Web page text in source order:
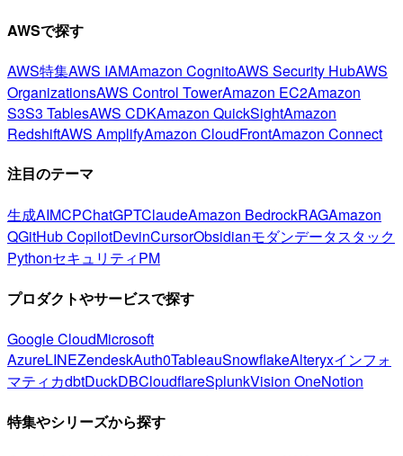
AWSで探す
AWS特集AWS IAMAmazon CognitoAWS Security HubAWS
OrganizationsAWS Control TowerAmazon EC2Amazon
S3S3 TablesAWS CDKAmazon QuickSightAmazon
RedshiftAWS AmplifyAmazon CloudFrontAmazon Connect
注目のテーマ
生成AIMCPChatGPTClaudeAmazon BedrockRAGAmazon
QGitHub CopilotDevinCursorObsidianモダンデータスタック
PythonセキュリティPM
プロダクトやサービスで探す
Google CloudMicrosoft
AzureLINEZendeskAuth0TableauSnowflakeAlteryxインフォ
マティカdbtDuckDBCloudflareSplunkVision OneNotion
特集やシリーズから探す